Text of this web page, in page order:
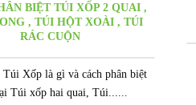
BIỆT TÚI XỐP 2 QUAI ,
, TÚI HỘT XOÀI , TÚI
RÁC CUỘN
Xốp là gì và cách phân biệt
Túi xốp hai quai, Túi......